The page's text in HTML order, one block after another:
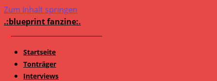
Zum Inhalt springen
.:blueprint fanzine:.
Startseite
Tonträger
Interviews